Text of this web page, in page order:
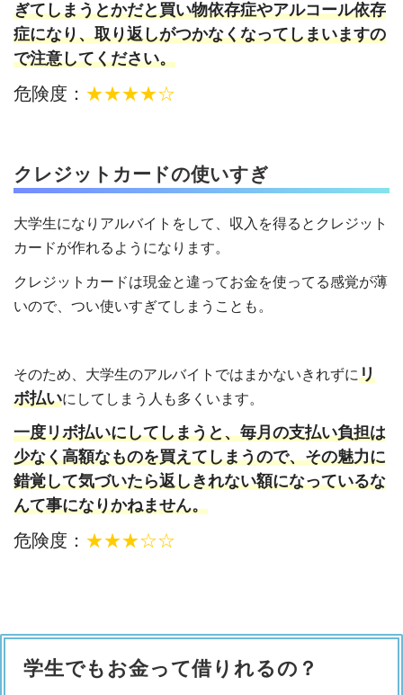
ぎてしまうとかだと買い物依存症やアルコール依存
症になり、取り返しがつかなくなってしまいますの
で注意してください。
危険度： ★★★★☆
クレジットカードの使いすぎ
大学生になりアルバイトをして、収入を得るとクレジット
カードが作れるようになります。
クレジットカードは現金と違ってお金を使ってる感覚が薄
いので、つい使いすぎてしまうことも。
そのため、大学生のアルバイトではまかないきれずにリ
ボ払いにしてしまう人も多くいます。
一度リボ払いにしてしまうと、毎月の支払い負担は
少なく高額なものを買えてしまうので、その魅力に
錯覚して気づいたら返しきれない額になっているな
んて事になりかねません。
危険度： ★★★☆☆
学生でもお金って借りれるの？